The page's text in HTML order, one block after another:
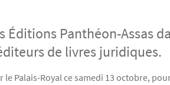
Éditions Panthéon-Assas
de livres juridiques.
le Palais-Royal ce samedi 13 octobre,